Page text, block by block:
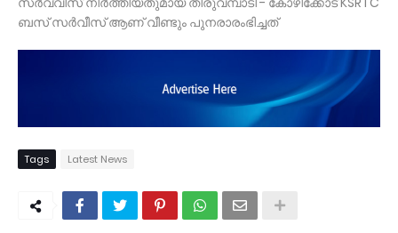
ബസ് സർവീസ് ആണ് വീണ്ടും പുനരാരംഭിച്ചത്
Tags Latest News